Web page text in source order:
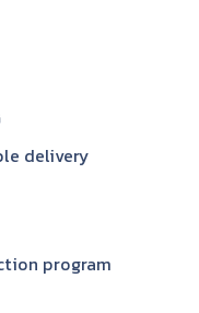
delivery
program